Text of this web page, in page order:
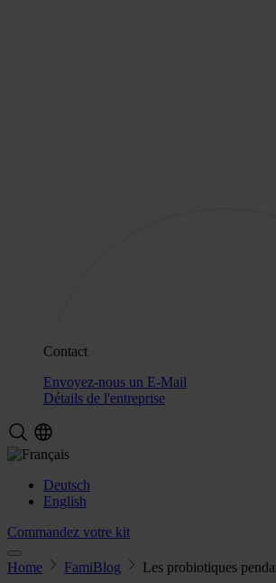
Contact
Envoyez-nous un E-Mail
Détails de l'entreprise
Deutsch
English
Commandez votre kit
Home FamiBlog Les probiotiques